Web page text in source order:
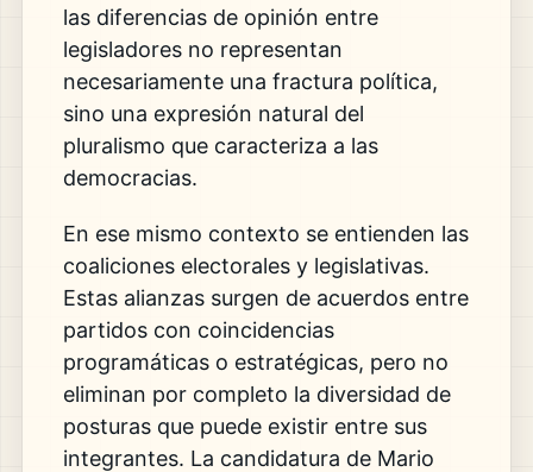
las diferencias de opinión entre
legisladores no representan
necesariamente una fractura política,
sino una expresión natural del
pluralismo que caracteriza a las
democracias.
En ese mismo contexto se entienden las
coaliciones electorales y legislativas.
Estas alianzas surgen de acuerdos entre
partidos con coincidencias
programáticas o estratégicas, pero no
eliminan por completo la diversidad de
posturas que puede existir entre sus
integrantes. La candidatura de Mario